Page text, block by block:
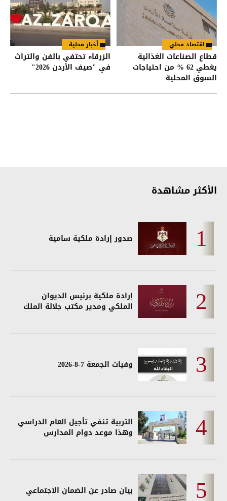
اقتصاد محلي
قطاع الصناعات الغذائية
يغطي 62 % من احتياجات
السوق المحلية
أخبار محلية
الزرقاء تحتفي بالفن والتراث
في "صيف الأردن 2026"
الأكثر مشاهدة
صدور إرادة ملكية سامية
إرادة ملكية برئيس الديوان
الملكي ومدير مكتب جلالة الملك
وفيات الجمعة 7-8-2026
التربية تنفي تأجيل العام الدراسي
وهذا موعد دوام المدارس
بيان صادر عن الضمان الاجتماعي